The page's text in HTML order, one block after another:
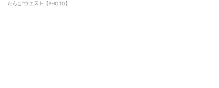
たんこ”ウエスト【PHOTO】